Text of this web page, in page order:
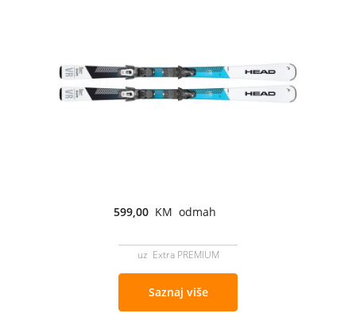
599,00 KM odmah
uz Extra PREMIUM
Saznaj više